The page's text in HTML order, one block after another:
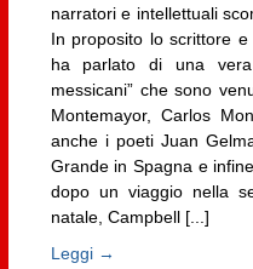
narratori e intellettuali
In proposito lo scrittore
ha parlato di una
messicani” che sono
Montemayor, Carlos
anche i poeti Juan
Grande in Spagna e
dopo un viaggio nella
natale, Campbell [...]
Leggi →